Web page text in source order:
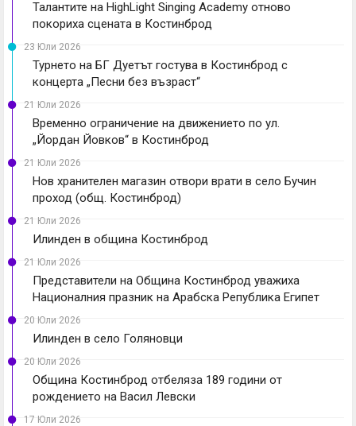
Талантите на HighLight Singing Academy отново
покориха сцената в Костинброд
23 Юли 2026
Турнето на БГ Дуетът гостува в Костинброд с
концерта „Песни без възраст“
21 Юли 2026
Временно ограничение на движението по ул.
„Йордан Йовков“ в Костинброд
21 Юли 2026
Нов хранителен магазин отвори врати в село Бучин
проход (общ. Костинброд)
21 Юли 2026
Илинден в община Костинброд
21 Юли 2026
Представители на Община Костинброд уважиха
Националния празник на Арабска Република Египет
20 Юли 2026
Илинден в село Голяновци
20 Юли 2026
Община Костинброд отбеляза 189 години от
рождението на Васил Левски
17 Юли 2026